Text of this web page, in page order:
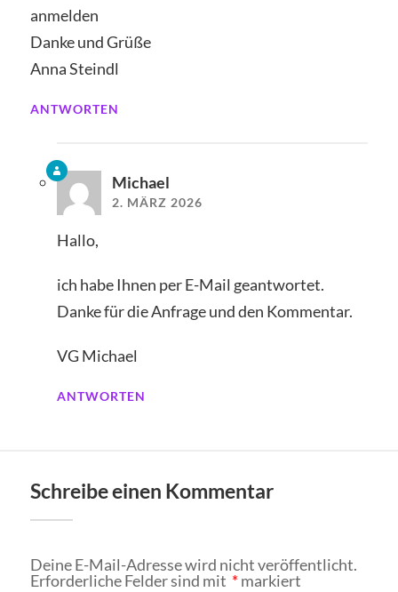
anmelden
Danke und Grüße
Anna Steindl
ANTWORTEN
Michael
2. MÄRZ 2026
Hallo,
ich habe Ihnen per E-Mail geantwortet.
Danke für die Anfrage und den Kommentar.
VG Michael
ANTWORTEN
Schreibe einen Kommentar
Deine E-Mail-Adresse wird nicht veröffentlicht.
Erforderliche Felder sind mit *markiert